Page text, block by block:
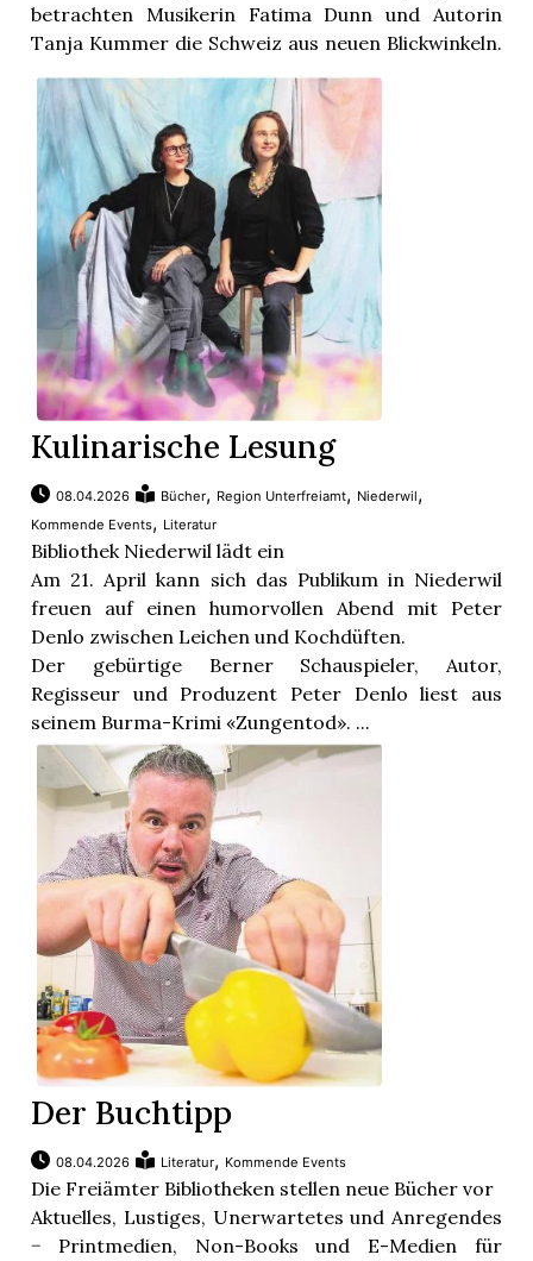
betrachten Musikerin Fatima Dunn und Autorin
Tanja Kummer die Schweiz aus neuen Blickwinkeln.
...
Kulinarische Lesung
08.04.2026 Bücher, Region Unterfreiamt, Niederwil,
Kommende Events, Literatur
Bibliothek Niederwil lädt ein
Am 21. April kann sich das Publikum in Niederwil
freuen auf einen humorvollen Abend mit Peter
Denlo zwischen Leichen und Kochdüften.
Der gebürtige Berner Schauspieler, Autor,
Regisseur und Produzent Peter Denlo liest aus
seinem Burma-Krimi «Zungentod». ...
Der Buchtipp
08.04.2026 Literatur, Kommende Events
Die Freiämter Bibliotheken stellen neue Bücher vor
Aktuelles, Lustiges, Unerwartetes und Anregendes
− Printmedien, Non-Books und E-Medien für